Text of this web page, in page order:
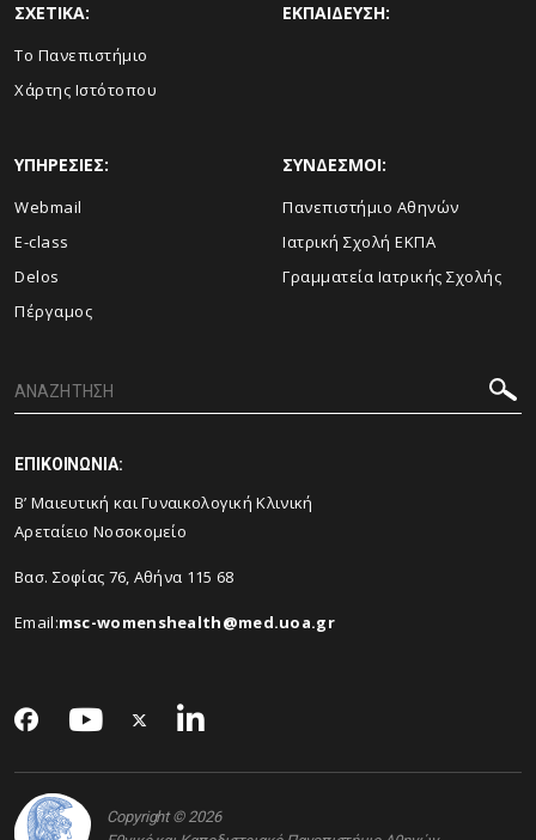
ΣΧΕΤΙΚΑ:
Το Πανεπιστήμιο
Χάρτης Ιστότοπου
ΕΚΠΑΙΔΕΥΣΗ:
ΥΠΗΡΕΣΙΕΣ:
Webmail
E-class
Delos
Πέργαμος
ΣΥΝΔΕΣΜΟΙ:
Πανεπιστήμιο Αθηνών
Ιατρική Σχολή ΕΚΠΑ
Γραμματεία Ιατρικής Σχολής
ΕΠΙΚΟΙΝΩΝΙΑ:
Β’ Μαιευτική και Γυναικολογική Κλινική
Αρεταίειο Νοσοκομείο
Βασ. Σοφίας 76, Αθήνα 115 68
Email:msc-womenshealth@med.uoa.gr
Copyright © 2026